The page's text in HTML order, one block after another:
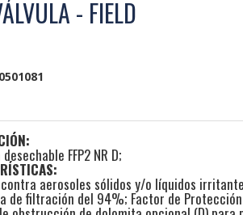
- FIELD
0501081
FFP2 NR D;
aerosoles sólidos y/o líquidos
de filtración del 94%; Factor de Protección